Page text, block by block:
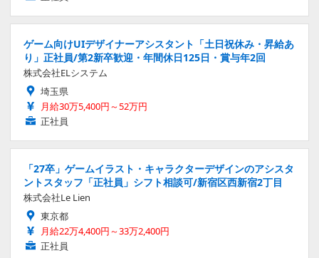
ゲーム向けUIデザイナーアシスタント「土日祝休み・昇給あ
り」正社員/第2新卒歓迎・年間休日125日・賞与年2回
株式会社ELシステム
埼玉県
月給30万5,400円～52万円
正社員
「27卒」ゲームイラスト・キャラクターデザインのアシスタ
ントスタッフ「正社員」シフト相談可/新宿区西新宿2丁目
株式会社Le Lien
東京都
月給22万4,400円～33万2,400円
正社員